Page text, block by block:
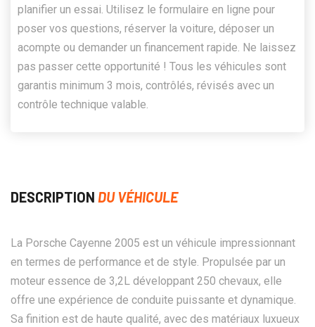
planifier un essai. Utilisez le formulaire en ligne pour
poser vos questions, réserver la voiture, déposer un
acompte ou demander un financement rapide. Ne laissez
pas passer cette opportunité ! Tous les véhicules sont
garantis minimum 3 mois, contrôlés, révisés avec un
contrôle technique valable.
DESCRIPTION DU VÉHICULE
La Porsche Cayenne 2005 est un véhicule impressionnant
en termes de performance et de style. Propulsée par un
moteur essence de 3,2L développant 250 chevaux, elle
offre une expérience de conduite puissante et dynamique.
Sa finition est de haute qualité, avec des matériaux luxueux